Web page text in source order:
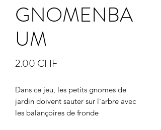
GNOMENBA
UM
2.00 CHFPrix
Dans ce jeu, les petits gnomes de
jardin doivent sauter sur l´arbre avec
les balançoires de fronde